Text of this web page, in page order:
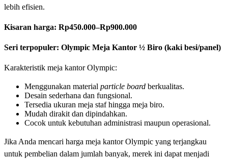
lebih efisien.
Kisaran harga: Rp450.000–Rp900.000
Seri terpopuler: Olympic Meja Kantor ½ Biro (kaki besi/panel)
Karakteristik meja kantor Olympic:
Menggunakan material particle board berkualitas.
Desain sederhana dan fungsional.
Tersedia ukuran meja staf hingga meja biro.
Mudah dirakit dan dipindahkan.
Cocok untuk kebutuhan administrasi maupun operasional.
Jika Anda mencari harga meja kantor Olympic yang terjangkau
untuk pembelian dalam jumlah banyak, merek ini dapat menjadi